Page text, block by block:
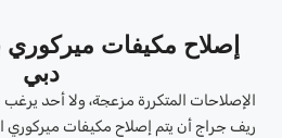
إصلاح مكيفات
دبي
الإصلاحات المتكررة مزعجة، ولا أحد
ريف جراج أن يتم إصلاح مكيفات ميركوري